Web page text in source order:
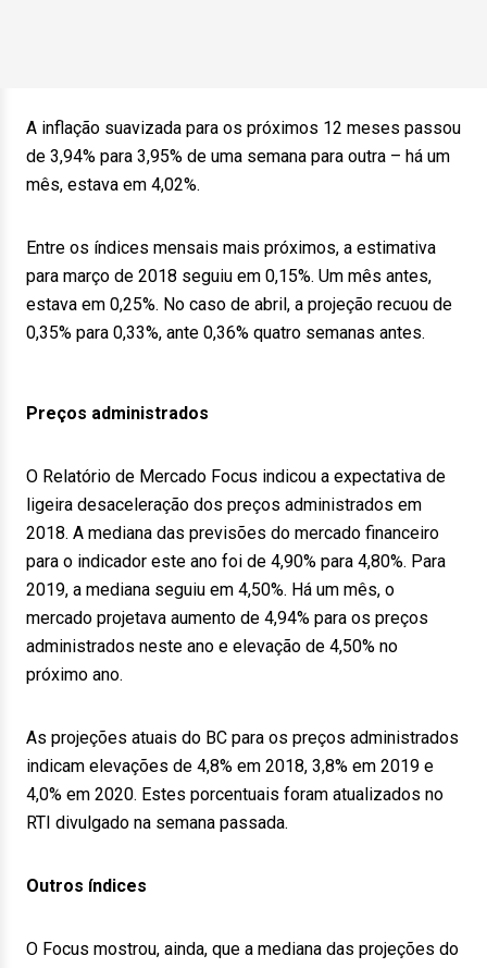
A inflação suavizada para os próximos 12 meses passou
de 3,94% para 3,95% de uma semana para outra – há um
mês, estava em 4,02%.
Entre os índices mensais mais próximos, a estimativa
para março de 2018 seguiu em 0,15%. Um mês antes,
estava em 0,25%. No caso de abril, a projeção recuou de
0,35% para 0,33%, ante 0,36% quatro semanas antes.
Preços administrados
O Relatório de Mercado Focus indicou a expectativa de
ligeira desaceleração dos preços administrados em
2018. A mediana das previsões do mercado financeiro
para o indicador este ano foi de 4,90% para 4,80%. Para
2019, a mediana seguiu em 4,50%. Há um mês, o
mercado projetava aumento de 4,94% para os preços
administrados neste ano e elevação de 4,50% no
próximo ano.
As projeções atuais do BC para os preços administrados
indicam elevações de 4,8% em 2018, 3,8% em 2019 e
4,0% em 2020. Estes porcentuais foram atualizados no
RTI divulgado na semana passada.
Outros índices
O Focus mostrou, ainda, que a mediana das projeções do